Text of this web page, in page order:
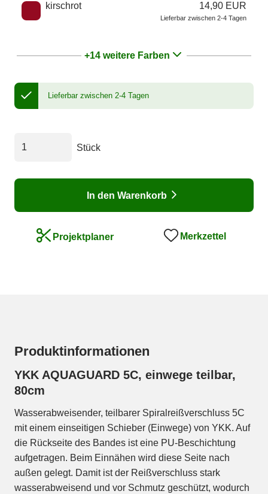
kirschrot 14,90 EUR
Lieferbar zwischen 2-4 Tagen
+14 weitere Farben
Lieferbar zwischen 2-4 Tagen
Stück
In den Warenkorb
Projektplaner Merkzettel
Produktinformationen
YKK AQUAGUARD 5C, einwege teilbar,
80cm
Wasserabweisender, teilbarer Spiralreißverschluss 5C
mit einem einseitigen Schieber (Einwege) von YKK. Auf
die Rückseite des Bandes ist eine PU-Beschichtung
aufgetragen. Beim Einnähen wird diese Seite nach
außen gelegt. Damit ist der Reißverschluss stark
wasserabweisend und vor Schmutz geschützt, wodurch